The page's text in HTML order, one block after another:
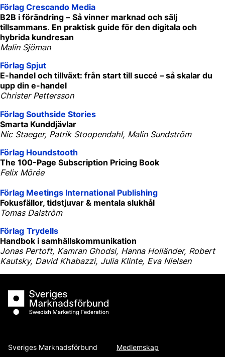
Förlag Crescando Media
B2B i förändring – Så vinner marknad och sälj
tillsammans. En praktisk guide för den digitala och
hybrida kundresan
Malin Sjöman
Förlag Spjut
E-handel och tillväxt: från start till succé – så skalar du
upp din e-handel
Christer Pettersson
Förlag Southside Stories
Smarta Kunddjävlar
Nic Staeger, Patrik Stoopendahl, Malin Sundström
Förlag Houndstooth
The 100-Page Subscription Pricing Book
Felix Mörée
Förlag Meetings International Publishing
Fokusfällor, tidstjuvar & mentala slukhål
Tomas Dalström
Förlag Trydells
Handbok i samhällskommunikation
Jonas Pertoft, Kamran Ghodsi, Hanna Holländer, Robert
Kautsky, David Khabazzi, Julia Klinte, Eva Nielsen
Sveriges Marknadsförbund
Sveriges Marknadsförbund
Medlemskap